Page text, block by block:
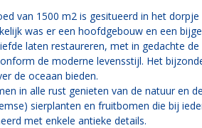
van 1500 m2 is gesitueerd in het
was er een hoofdgebouw en een
laten restaureren, met in gedachte
de moderne levensstijl. Het
de oceaan bieden.
in alle rust genieten van de natuur en
sierplanten en fruitbomen die bij
met enkele antieke details.